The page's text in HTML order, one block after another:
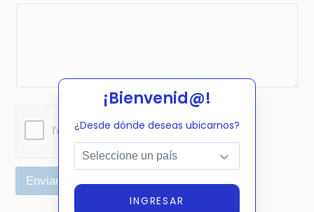
¡Bienvenid@!
¿Desde dónde deseas ubicarnos?
INGRESAR
Enviar